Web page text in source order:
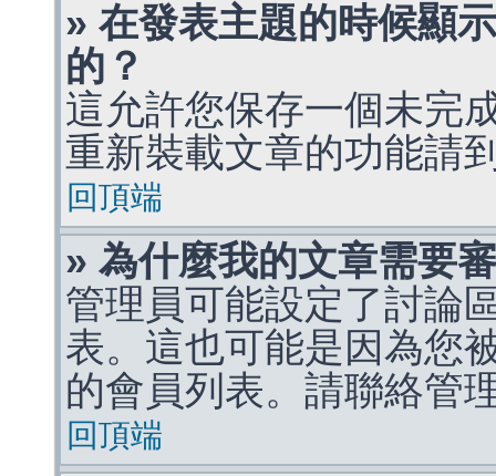
» 在發表主題的時候顯
的？
這允許您保存一個未完
重新裝載文章的功能請
回頂端
» 為什麼我的文章需要
管理員可能設定了討論
表。這也可能是因為您
的會員列表。請聯絡管
回頂端